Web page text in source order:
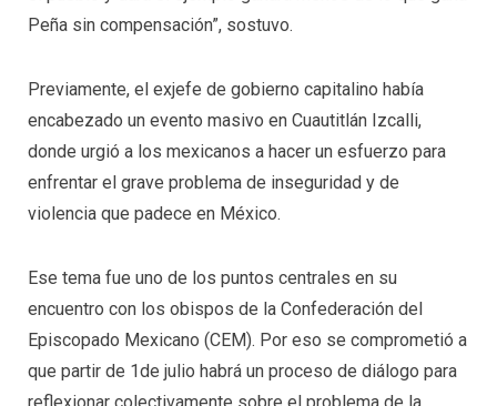
Peña sin compensación”, sostuvo.
Previamente, el exjefe de gobierno capitalino había
encabezado un evento masivo en Cuautitlán Izcalli,
donde urgió a los mexicanos a hacer un esfuerzo para
enfrentar el grave problema de inseguridad y de
violencia que padece en México.
Ese tema fue uno de los puntos centrales en su
encuentro con los obispos de la Confederación del
Episcopado Mexicano (CEM). Por eso se comprometió a
que partir de 1de julio habrá un proceso de diálogo para